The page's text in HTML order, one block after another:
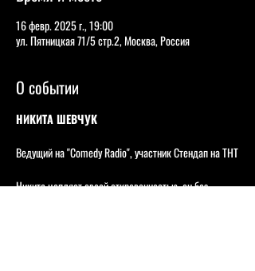
16 февр. 2025 г., 19:00
ул. Пятницкая 71/5 стр.2, Москва, Россия
О событии
НИКИТА ШЕВЧУК
Ведущий на "Comedy Radio", участник Стендап на ТНТ
Никита цепляет своей откровенностью, он без